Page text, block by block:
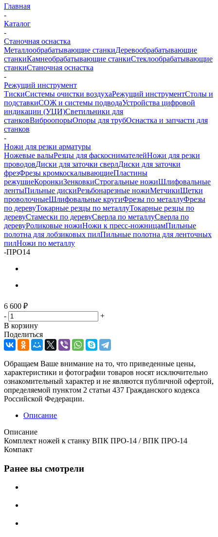
Главная
-
Каталог
-
Станочная оснастка
Металлообрабатывающие станкиДеревообрабатывающие
станкиКамнеобрабатывающие станкиСтеклообрабатывающие
станкиСтаночная оснастка
-
Режущий инструмент
ТискиСистемы очистки воздухаРежущий инструментСтолы и
подставкиСОЖ и системы подводаУстройства цифровой
индикации (УЦИ)Светильники для
станковВиброопорыОпоры для трубОснастка и запчасти для
станков
-
Ножи для резки арматуры
Ножевые валыРезцы для фаскоснимателейНожи для резки
проводовДиски для заточки сверлДиски для заточки
фрезФрезы кромкоскалывающиеПластины
режущиеКоронкиЗенковкиСтрогальные ножиШлифовальные
лентыПильные дискиРезьбонарезные ножиМетчикиЩетки
проволочныеШлифовальные кругиФрезы по металлуФрезы
по деревуТокарные резцы по металлуТокарные резцы по
деревуСтамески по деревуСверла по металлуСверла по
деревуРоликовые ножиНожи к пресс-ножницамПильные
полотна для лобзиковых пилПильные полотна для ленточных
пилНожи по металлу
-ПРО14
6 600 ₽
-
+
В корзину
Поделиться
Обращаем Ваше внимание на то, что приведенные цены,
характеристики и фотографии товаров носят исключительно
ознакомительный характер и не являются публичной офертой,
определяемой пунктом 2 статьи 437 Гражданского кодекса
Российской Федерации.
Описание
Описание
Комплект ножей к станку ВПК ПРО-14 / ВПК ПРО-14
Компакт
Ранее вы смотрели